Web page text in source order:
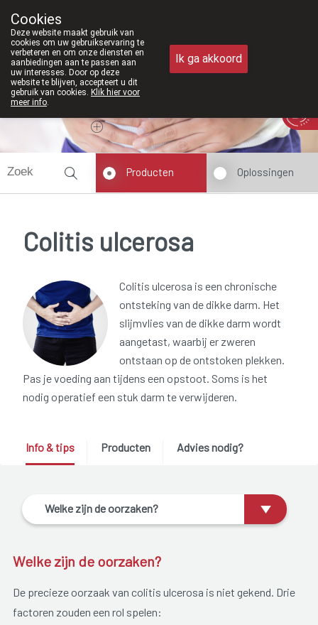
011/610300
Vandaag
Producten Oplossingen
Colitis ulcerosa
Colitis ulcerosa is een chronische
ontsteking van de dikke darm. Het
slijmvlies van de dikke darm wordt
aangetast, waarbij er zweren
ontstaan op de ontstoken plekken.
Pas je voeding aan tijdens een opstoot. Soms is het
nodig operatief een stuk darm te verwijderen.
Info & tips Producten Advies nodig?
Welke zijn de oorzaken?
Welke zijn de oorzaken?
De precieze oorzaak van colitis ulcerosa is niet gekend. Drie
factoren zouden een rol spelen:
Cookies
Deze website maakt gebruik van
cookies om uw gebruikservaring te
verbeteren en om onze diensten en
aanbiedingen aan te passen aan
uw interesses. Door op deze
website te blijven, accepteert u dit
gebruik van cookies. Klik hier voor
meer info.
Ik ga akkoord